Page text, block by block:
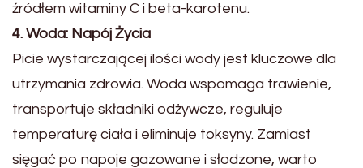
źródłem witaminy C i beta-karotenu.
4. Woda: Napój Życia
Picie wystarczającej ilości wody jest kluczowe dla
utrzymania zdrowia. Woda wspomaga trawienie,
transportuje składniki odżywcze, reguluje
temperaturę ciała i eliminuje toksyny. Zamiast
sięgać po napoje gazowane i słodzone, warto